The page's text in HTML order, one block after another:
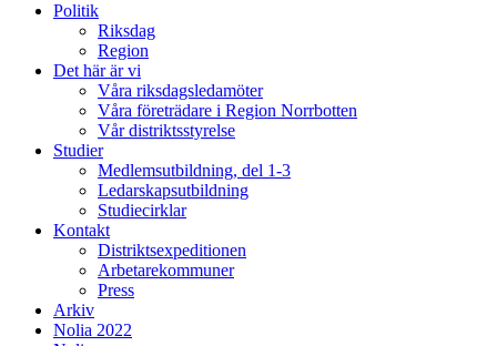
Politik
Riksdag
Region
Det här är vi
Våra riksdagsledamöter
Våra företrädare i Region Norrbotten
Vår distriktsstyrelse
Studier
Medlemsutbildning, del 1-3
Ledarskapsutbildning
Studiecirklar
Kontakt
Distriktsexpeditionen
Arbetarekommuner
Press
Arkiv
Nolia 2022